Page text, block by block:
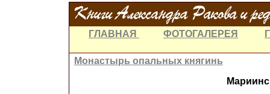
ГЛАВНАЯ ФОТОГАЛЕРЕЯ
Монастырь опальных княгинь